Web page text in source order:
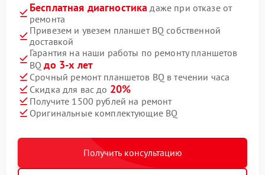
Бесплатная диагностика даже при отказе от
ремонта
Привезем и увезем планшет BQ собственной
доставкой
Гарантия на наши работы по ремонту планшетов
BQдо 3-х лет
Срочный ремонт планшетов BQ в течении часа
Скидка для вас до 20%
Получите 1500 рублей на ремонт
Оригинальные комплектующие BQ
Получить консультацию